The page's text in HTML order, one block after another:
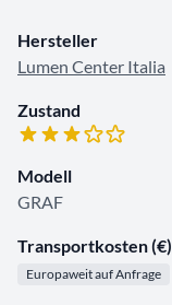
Hersteller
Lumen Center Italia
Zustand
Modell
GRAF
Transportkosten (€)
Europaweit auf Anfrage